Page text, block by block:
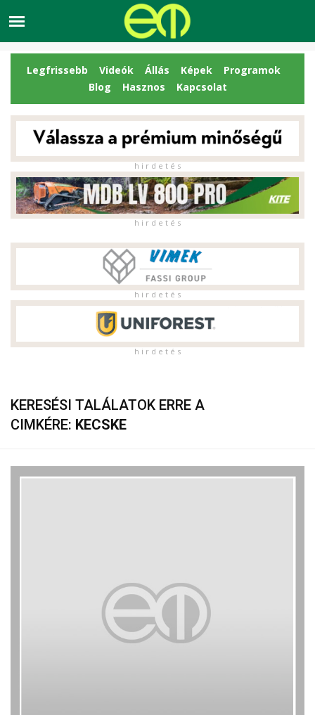
Legfrissebb Videók Állás Képek
Programok
Blog
Hasznos Kapcsolat
h i r d e t é s
h i r d e t é s
h i r d e t é s
h i r d e t é s
KERESÉSI TALÁLATOK ERRE A
CIMKÉRE: KECSKE